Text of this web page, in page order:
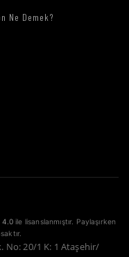
Ne Demek?
4.0 ile lisanslanmıştır. Paylaşırken
No: 20/1 K: 1 Ataşehir/